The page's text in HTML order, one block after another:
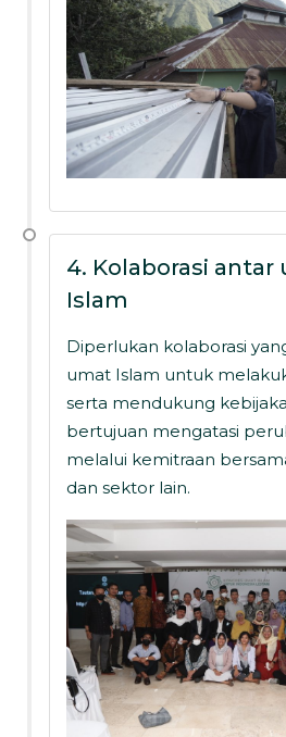
4. Kolaborasi antar
Islam
Diperlukan kolaborasi
umat Islam untuk
serta mendukung
bertujuan mengatasi
melalui kemitraan
dan sektor lain.